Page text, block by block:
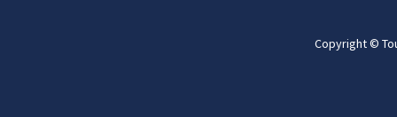
Copyright ©